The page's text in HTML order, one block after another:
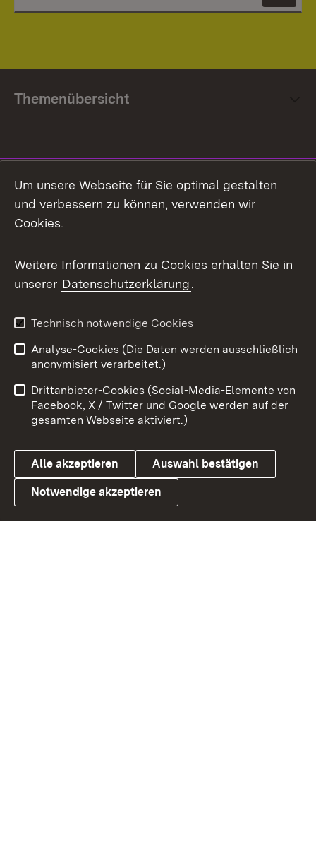
Themenübersicht
Facebook
X / Twitter
Youtube
Link zum Landesportal
Impressum
Kontakt
Barrierefreiheit
Datenschutz
Cookies
Um unsere Webseite für Sie optimal gestalten
und verbessern zu können, verwenden wir
Cookies.
Weitere Informationen zu Cookies erhalten Sie in
unserer Datenschutzerklärung.
Technisch notwendige Cookies
Analyse-Cookies (Die Daten werden ausschließlich
anonymisiert verarbeitet.)
Drittanbieter-Cookies (Social-Media-Elemente von
Facebook, X / Twitter und Google werden auf der
gesamten Webseite aktiviert.)
Alle akzeptieren Auswahl bestätigen
Notwendige akzeptieren